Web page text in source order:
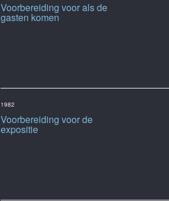
Voorbereiding voor als de
gasten komen
Voorbereiding voor de
expositie
1982